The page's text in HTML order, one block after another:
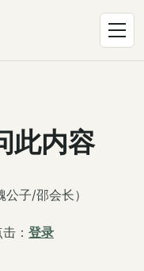
打开菜单
此内容
公子/邵会长）
： 登录